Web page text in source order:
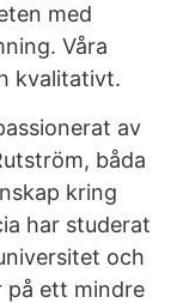
med
Våra
kvalitativt.
av
båda
kring
har studerat
och
på ett mindre